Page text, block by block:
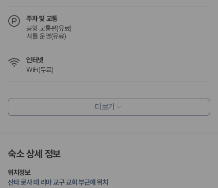
주차 및 교통
공항 교통편(유료)
셔틀 운영(유료)
인터넷
WiFi(무료)
기념품 가게
테라스
ATM/은행업무
피크닉 공간
정원
더보기
숙소 상세 정보
위치정보
산타 로사 데 리마 교구 교회 부근에 위치